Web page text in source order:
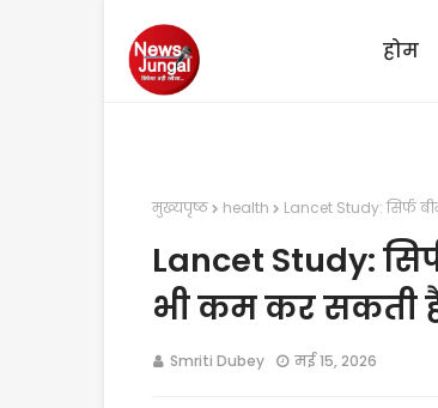
होम
मुख्यपृष्ठ health Lancet Study: सिर्फ
Lancet Study:
भी कम कर सकती हैं
Smriti Dubey मई 15, 2026